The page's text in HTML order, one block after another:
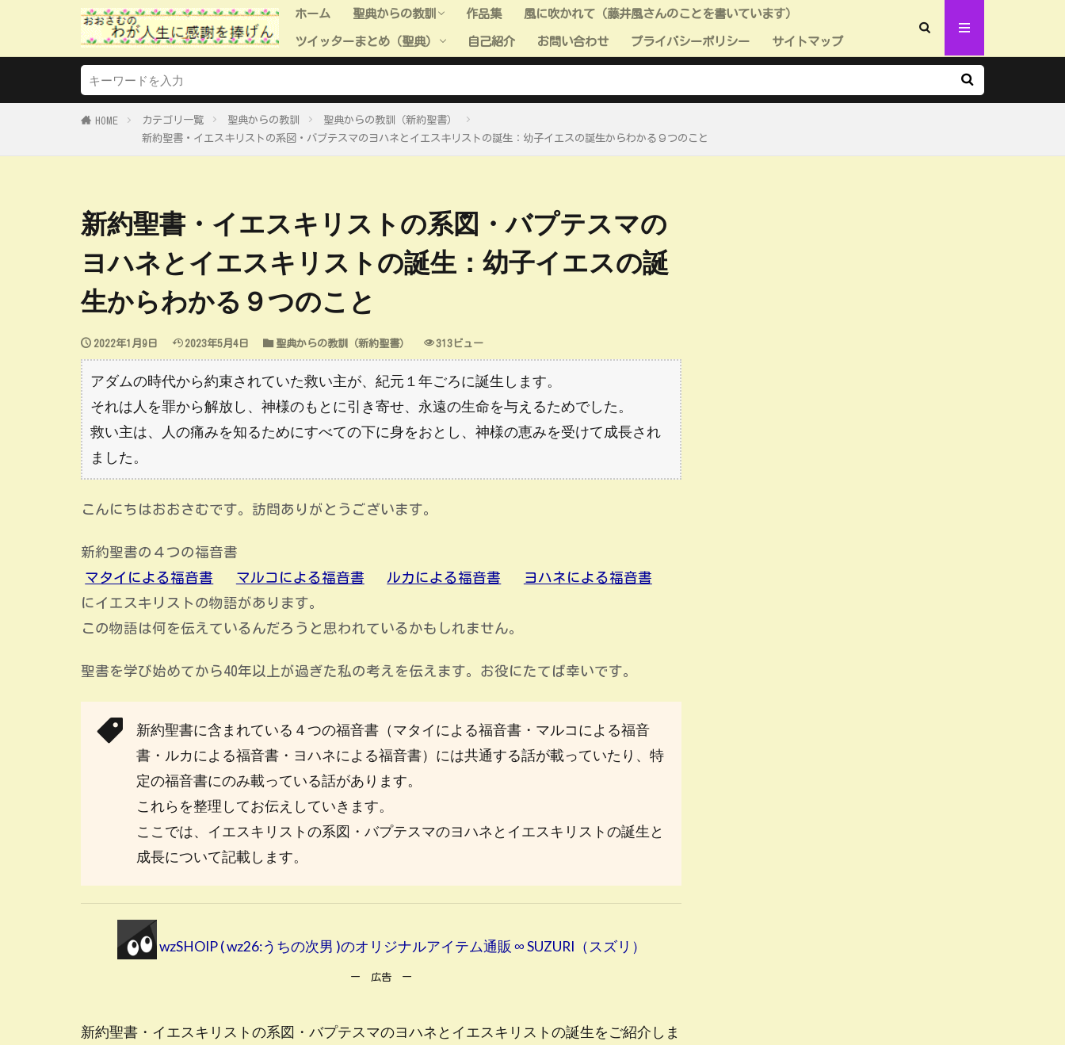
ホーム 聖典からの教訓
聖典からの教訓（旧約聖書）
聖典からの教訓（新約聖書）
聖典からの教訓（モルモン書）
聖典からの教訓（教義と聖約）
聖典からの教訓（高価な真珠）
聖典からの教訓（全般）
聖典＿小ネタ
作品集 風に吹かれて（藤井風さんのことを書いています）
ツイッターまとめ（聖典） 自己紹介 お問い合わせ プライバシーポリシー サイトマップ
HOME カテゴリ一覧 聖典からの教訓
聖典からの教訓（新約聖書）
新約聖書・イエスキリストの系図・バプテスマのヨハネとイエスキリストの誕生：幼子イエスの誕生からわかる９つのこと
新約聖書・イエスキリストの系図・バプテスマの
ヨハネとイエスキリストの誕生：幼子イエスの誕
生からわかる９つのこと
2022年1月9日 2023年5月4日 聖典からの教訓（新約聖書） 313ビュー
アダムの時代から約束されていた救い主が、紀元１年ごろに誕生します。
それは人を罪から解放し、神様のもとに引き寄せ、永遠の生命を与えるためでした。
救い主は、人の痛みを知るためにすべての下に身をおとし、神様の恵みを受けて成長され
ました。
こんにちはおおさむです。訪問ありがとうございます。
新約聖書の４つの福音書
マタイによる福音書
マルコによる福音書 ルカによる福音書
ヨハネによる福音書
にイエスキリストの物語があります。
この物語は何を伝えているんだろうと思われているかもしれません。
聖書を学び始めてから40年以上が過ぎた私の考えを伝えます。お役にたてば幸いです。
新約聖書に含まれている４つの福音書（マタイによる福音書・マルコによる福音
書・ルカによる福音書・ヨハネによる福音書）には共通する話が載っていたり、特
定の福音書にのみ載っている話があります。
これらを整理してお伝えしていきます。
ここでは、イエスキリストの系図・バプテスマのヨハネとイエスキリストの誕生と
成長について記載します。
wzSHOIP ( wz26:うちの次男 )のオリジナルアイテム通販 ∞ SUZURI（スズリ）
ー 広告 ー
新約聖書・イエスキリストの系図・バプテスマのヨハネとイエスキリストの誕生をご紹介しま